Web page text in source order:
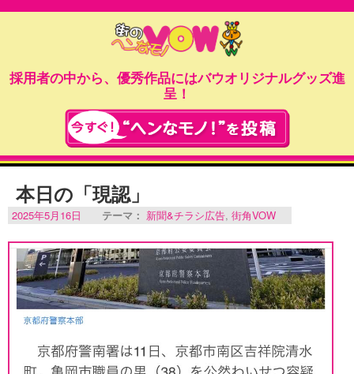
採用者の中から、優秀作品にはバウオリジナルグッズ進
呈！
本日の「現認」
2025年5月16日 テーマ： 新聞&チラシ広告, 街角VOW